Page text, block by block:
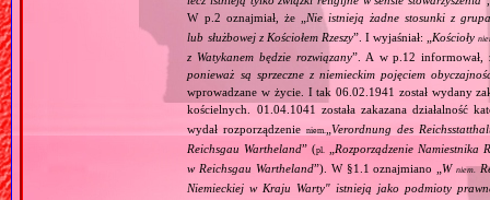
W p.2 oznajmiał, że „ Nie istnieją żadne stosunki z
lub służbowej z Kościołem Rzeszy”. I wyjaśniał: „ Kościoły
z Watykanem będzie rozwiązany”. A w p.12 informował,
ponieważ są sprzeczne z niemieckim pojęciem
wprowadzane w życie. I tak 06.02.1941 został wydany
kościelnych. 01.04.1041 została zakazana działalność
wydał rozporządzenieniem. „Verordnung des
Reichsgau Wartheland” (pl.
Rozporządzenie Namiestnika
w Reichsgau Wartheland”). W §1.1 oznajmiano „W niem.
Niemieckiej w Kraju Warty" istnieją jako podmioty